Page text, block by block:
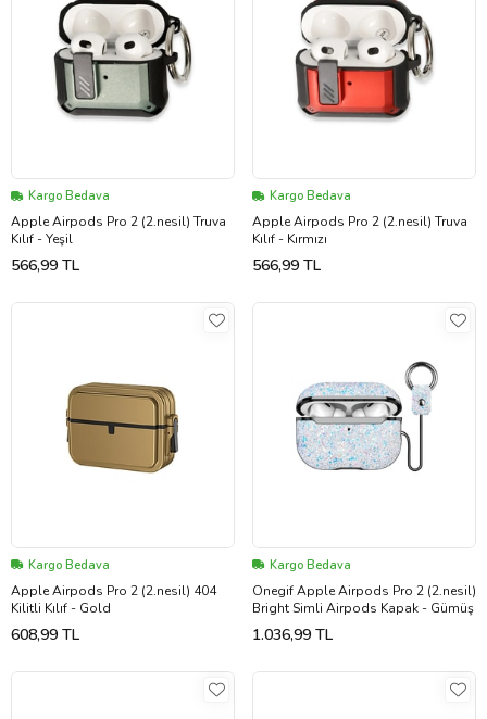
Kargo Bedava
Apple Airpods Pro 2 (2.nesil) Truva
Kılıf - Yeşil
566,99 TL
Kargo Bedava
Apple Airpods Pro 2 (2.nesil) Truva
Kılıf - Kırmızı
566,99 TL
Kargo Bedava
Apple Airpods Pro 2 (2.nesil) 404
Kilitli Kılıf - Gold
608,99 TL
Kargo Bedava
Onegif Apple Airpods Pro 2 (2.nesil)
Bright Simli Airpods Kapak - Gümüş
1.036,99 TL